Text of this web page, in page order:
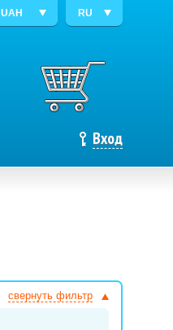
UAH RU
Вход
свернуть фильтр